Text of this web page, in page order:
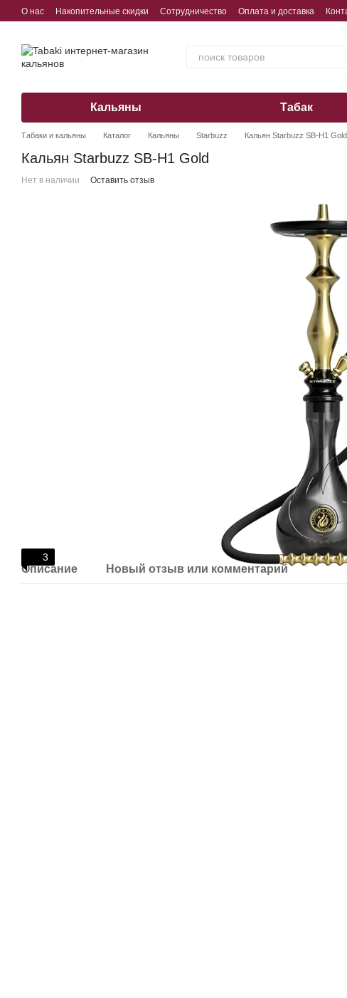
Перейти к основному контенту
О нас Накопительные скидки Сотрудничество Оплата и доставка
Кальяны Табак
Табаки и кальяны Каталог Кальяны Starbuzz Кальян Starbuzz SB-H1 Gold
Кальян Starbuzz SB-H1 Gold
Нет в наличии Оставить отзыв
3
Описание Новый отзыв или комментарий